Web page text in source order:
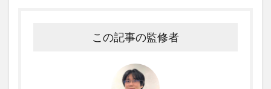
この記事の監修者